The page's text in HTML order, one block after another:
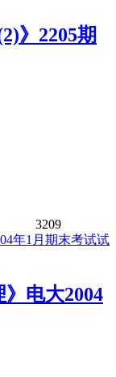
》2205期
3209
电大2004